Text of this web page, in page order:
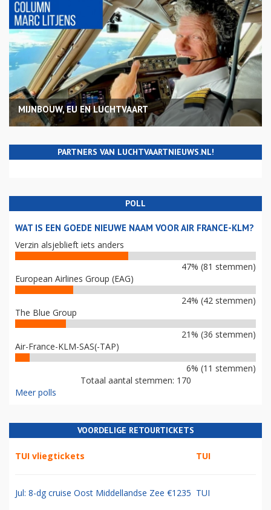
MIJNBOUW, EU EN LUCHTVAART
PARTNERS VAN LUCHTVAARTNIEUWS.NL!
POLL
WAT IS EEN GOEDE NIEUWE NAAM VOOR AIR FRANCE-KLM?
Verzin alsjeblieft iets anders
47% (81 stemmen)
European Airlines Group (EAG)
24% (42 stemmen)
The Blue Group
21% (36 stemmen)
Air-France-KLM-SAS(-TAP)
6% (11 stemmen)
Totaal aantal stemmen: 170
Meer polls
VOORDELIGE RETOURTICKETS
TUI vliegtickets TUI
Jul: 8-dg cruise Oost Middellandse Zee €1235 TUI